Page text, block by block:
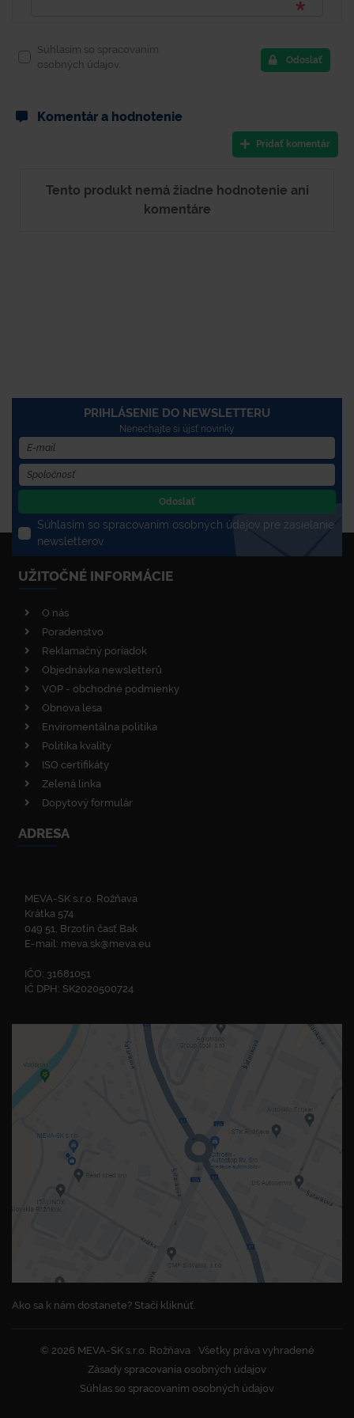
Súhlasím so spracovaním
osobných údajov.
Odoslať
Komentár a hodnotenie
Pridať komentár
Tento produkt nemá žiadne hodnotenie ani
komentáre
PRIHLÁSENIE DO NEWSLETTERU
Nenechajte si újsť novinky
Odoslať
Súhlasím so spracovaním osobných údajov pre zasielanie
newsletterov
UŽITOČNÉ INFORMÁCIE
O nás
Poradenstvo
Reklamačný poriadok
Objednávka newsletterů
VOP - obchodné podmienky
Obnova lesa
Enviromentálna politika
Politika kvality
ISO certifikáty
Zelená linka
Dopytový formulár
ADRESA
MEVA-SK s.r.o. Rožňava
Krátka 574
049 51, Brzotín časť Bak
E-mail: meva.sk@meva.eu
IČO: 31681051
IČ DPH: SK2020500724
Ako sa k nám dostanete? Stačí kliknúť.
© 2026 MEVA-SK s.r.o. Rožňava
Všetky práva vyhradené
Zásady spracovania osobných údajov
Súhlas so spracovaním osobných údajov